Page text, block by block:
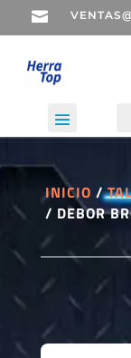

INICIO /
/ DEBOR